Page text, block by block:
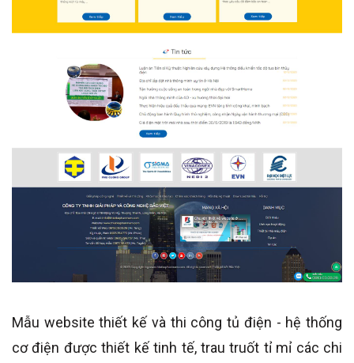
Mẫu website thiết kế và thi công tủ điện - hệ thống
cơ điện được thiết kế tinh tế, trau truốt tỉ mỉ các chi